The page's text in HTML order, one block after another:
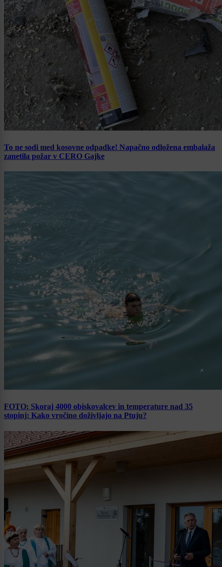
To ne sodi med kosovne odpadke! Napačno odložena embalaža
zanetila požar v CERO Gajke
FOTO: Skoraj 4000 obiskovalcev in temperature nad 35
stopinj: Kako vročino doživljajo na Ptuju?